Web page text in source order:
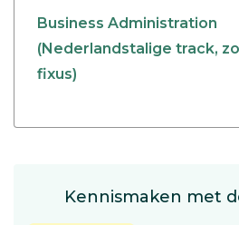
Business Administration
(Nederlandstalige track,
fixus)
Kennismaken met